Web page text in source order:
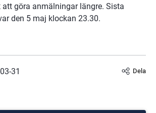
att göra anmälningar längre. Sista
den 5 maj klockan 23.30.
31 Dela